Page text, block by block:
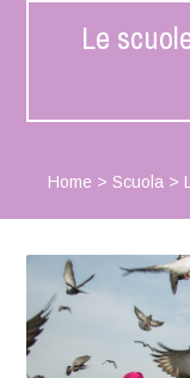
Le
Home >Scuola >